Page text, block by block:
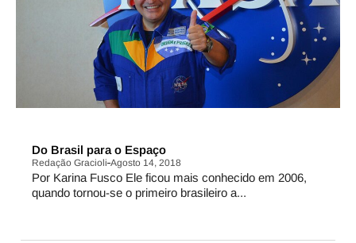
Do Brasil para o Espaço
Redação Gracioli Agosto 14, 2018
Por Karina Fusco Ele ficou mais conhecido em 2006,
quando tornou-se o primeiro brasileiro a...